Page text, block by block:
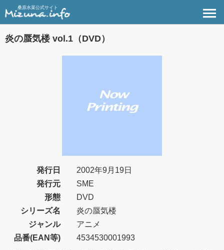
桑原水菜公式サイト
炎の蜃気楼 vol.1（DVD）
発行日
2002年9月19日
発行元
SME
形態
DVD
シリーズ名
炎の蜃気楼
ジャンル
アニメ
品番(EAN等)
4534530001993